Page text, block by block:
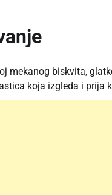
mekanog biskvita,
koja izgleda i prija